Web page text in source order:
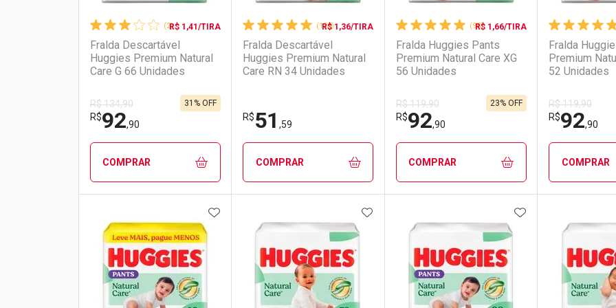
(2)R$ 1,41/TIRA
Fralda Descartável
Huggies Premium Natural
Care G 66 Unidades
R$ 134,90
R$92,90
31% OFF
COMPRAR
Laboratório
Por Menos
(135)
R$ 1,36/TIRA
Fralda Descartável
Huggies Premium Natural
Care RN 34 Unidades
R$51 ,59
COMPRAR
Laboratório
Por Menos
(98)
R$ 1,66/TIRA
Fralda Huggies Pants
Premium Natural Care XG
56 Unidades
R$ 119,90
R$92,90
23% OFF
COMPRAR
Laboratório
Por Menos
Fralda
Premium
52 Unidades
R$ 119,90
R$92,90
COMPRAR
Por
ADICIONAR AOS FAVORITOSADICIONAR AOS FAVORITOSADICIONAR AOS